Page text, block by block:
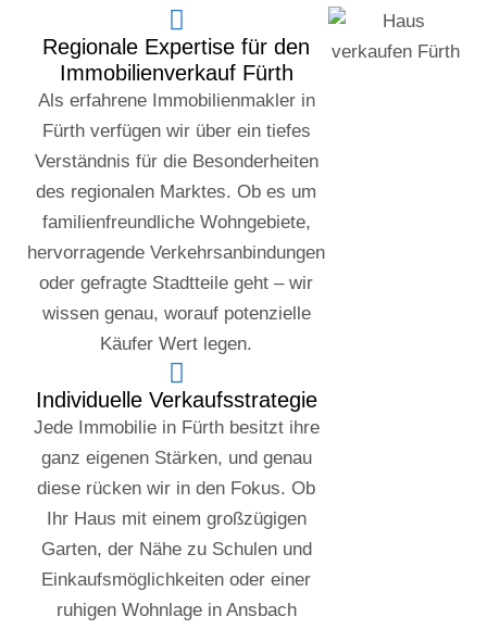
Regionale Expertise für den
Immobilienverkauf Fürth
Als erfahrene Immobilienmakler in
Fürth verfügen wir über ein tiefes
Verständnis für die Besonderheiten
des regionalen Marktes. Ob es um
familienfreundliche Wohngebiete,
hervorragende Verkehrsanbindungen
oder gefragte Stadtteile geht – wir
wissen genau, worauf potenzielle
Käufer Wert legen.
Individuelle Verkaufsstrategie
Jede Immobilie in Fürth besitzt ihre
ganz eigenen Stärken, und genau
diese rücken wir in den Fokus. Ob
Ihr Haus mit einem großzügigen
Garten, der Nähe zu Schulen und
Einkaufsmöglichkeiten oder einer
ruhigen Wohnlage in Ansbach